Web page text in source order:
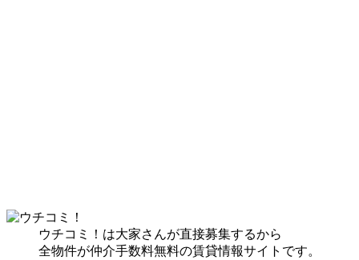
ウチコミ！は大家さんが直接募集するから
全物件が仲介手数料無料の賃貸情報サイトです。